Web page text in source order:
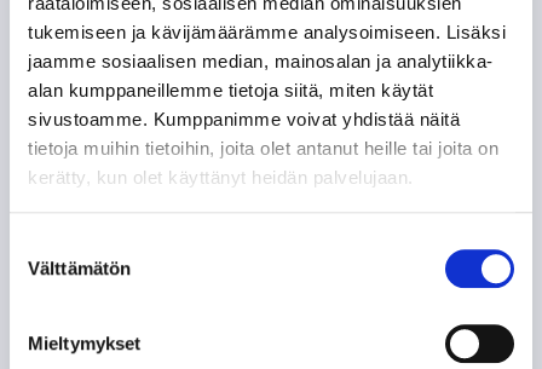
tukemiseen ja kävijämäärämme analysoimiseen. Lisäksi
jaamme sosiaalisen median, mainosalan ja analytiikka-
alan kumppaneillemme tietoja siitä, miten käytät
sivustoamme. Kumppanimme voivat yhdistää näitä
tietoja muihin tietoihin, joita olet antanut heille tai joita on
kerätty, kun olet käyttänyt heidän palvelujaan.
valinta
Välttämätön
Mieltymykset
POHJOIS-AMERIKAN AMMATTILAISET TASON
MITTARINA
TAPPARAN RANSKALAINEN VISIITTI ALASARJAAN
TYYLITAITURIEN KRUUNAAMATON KUNINGAS